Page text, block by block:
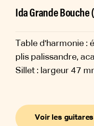
Ida Grande Bouche
Table d'harmonie :
plis palissandre,
Sillet : largeur 47
Voir les